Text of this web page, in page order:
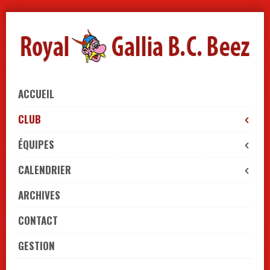
navigation
content
ACCUEIL
CLUB
ÉQUIPES
CALENDRIER
ARCHIVES
CONTACT
GESTION